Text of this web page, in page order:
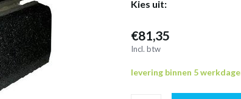
Kies uit:
€81,35
Incl. btw
levering binnen 5